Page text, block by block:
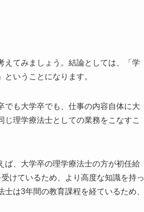
えてみましょう。結論としては、「学
いうことになります。
でも大学卒でも、仕事の内容自体に大
理学療法士としての業務をこなすこ
ば、大学卒の理学療法士の方が初任給
けているため、より高度な知識を持っ
士は3年間の教育課程を経ているため、